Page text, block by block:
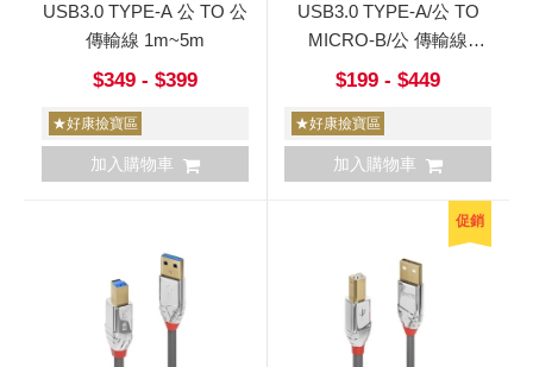
USB3.0 TYPE-A 公 TO 公
傳輸線 1m~5m
$349 - $399
★好康撿寶區
加入購物車
USB3.0 TYPE-A/公 TO
MICRO-B/公 傳輸線
0.5m~3m
$199 - $449
★好康撿寶區
加入購物車
促銷